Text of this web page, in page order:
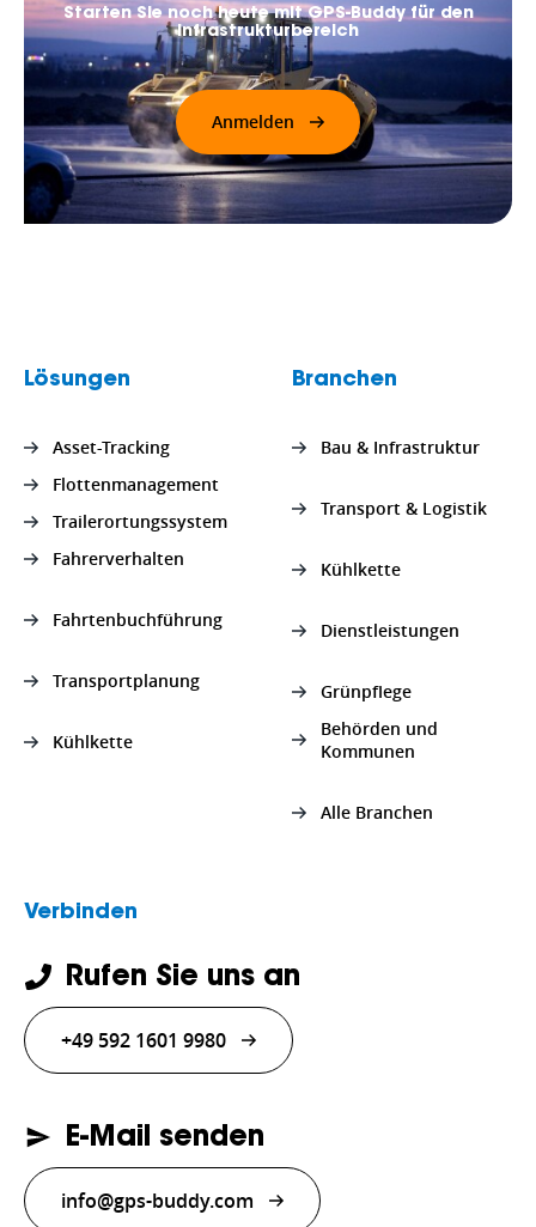
Starten Sie noch heute mit GPS-Buddy für den
Infrastrukturbereich
Anmelden
Lösungen
Asset-Tracking
Flottenmanagement
Trailerortungssystem
Fahrerverhalten
Fahrtenbuchführung
Transportplanung
Kühlkette
Branchen
Bau & Infrastruktur
Transport & Logistik
Kühlkette
Dienstleistungen
Grünpflege
Behörden und
Kommunen
Alle Branchen
Verbinden
Rufen Sie uns an
+49 592 1601 9980
E-Mail senden
info@gps-buddy.com